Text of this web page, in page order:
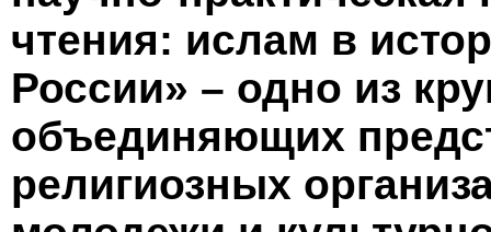
чтения: ислам в
России» – одно из
объединяющих
религиозных